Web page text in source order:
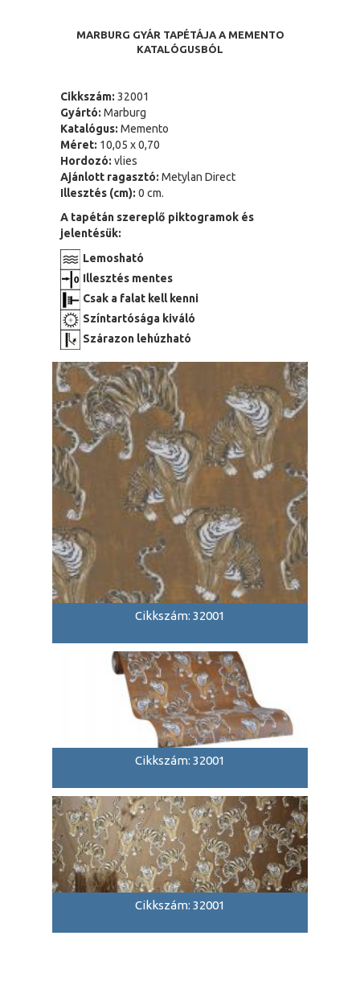
MARBURG GYÁR TAPÉTÁJA A MEMENTO
KATALÓGUSBÓL
Cikkszám: 32001
Gyártó: Marburg
Katalógus: Memento
Méret: 10,05 x 0,70
Hordozó: vlies
Ajánlott ragasztó: Metylan Direct
Illesztés (cm): 0 cm.
A tapétán szereplő piktogramok és
jelentésük:
Lemosható
Illesztés mentes
Csak a falat kell kenni
Színtartósága kiváló
Szárazon lehúzható
Cikkszám: 32001
Cikkszám: 32001
Cikkszám: 32001